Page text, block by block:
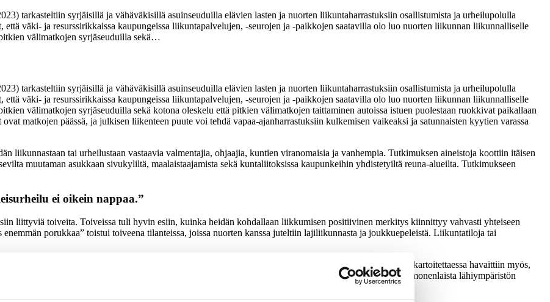
tarkasteltiin syrjäisillä ja vähäväkisillä asuinseuduilla elävien lasten ja nuorten liikuntaharrastuksiin osallistumista ja urheilupolulla
väki- ja resurssirikkaissa kaupungeissa liikuntapalvelujen, -seurojen ja -paikkojen saatavilla olo luo nuorten liikunnan liikunnalliselle
välimatkojen syrjäseuduilla sekä…
tarkasteltiin syrjäisillä ja vähäväkisillä asuinseuduilla elävien lasten ja nuorten liikuntaharrastuksiin osallistumista ja urheilupolulla
väki- ja resurssirikkaissa kaupungeissa liikuntapalvelujen, -seurojen ja -paikkojen saatavilla olo luo nuorten liikunnan liikunnalliselle
välimatkojen syrjäseuduilla sekä kotona oleskelu että pitkien välimatkojen taittaminen autoissa istuen puolestaan ruokkivat paikallaan
matkojen päässä, ja julkisen liikenteen puute voi tehdä vapaa-ajanharrastuksiin kulkemisen vaikeaksi ja satunnaisten kyytien varassa
liikunnastaan tai urheilustaan vastaavia valmentajia, ohjaajia, kuntien viranomaisia ja vanhempia. Tutkimuksen aineistoja koottiin itäisen
muutaman asukkaan sivukyliltä, maalaistaajamista sekä kuntaliitoksissa kaupunkeihin yhdistetyiltä reuna-alueilta. Tutkimukseen
ei oikein nappaa.”
liittyviä toiveita. Toiveissa tuli hyvin esiin, kuinka heidän kohdallaan liikkumisen positiivinen merkitys kiinnittyy vahvasti yhteiseen
porukkaa” toistui toiveena tilanteissa, joissa nuorten kanssa juteltiin lajiliikunnasta ja joukkuepeleistä. Liikuntatiloja tai
todellisena olosuhteena oli monien harrastamiseen liittyvien asioiden ja palvelujen puuttuminen, toiveita kartoitettaessa havaittiin myös,
kiinnostavalla tavalla erityisiksi ja maaseutumaiseen asumisympäristöön sulautuviksi. Toiveissa tuli esiin monenlaista lähiympäristön
nuotiovaelluksia, ratsastusta ja koiraharrastuksia.